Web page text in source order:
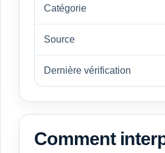
Catégorie
Source
Dernière vérification
Comment